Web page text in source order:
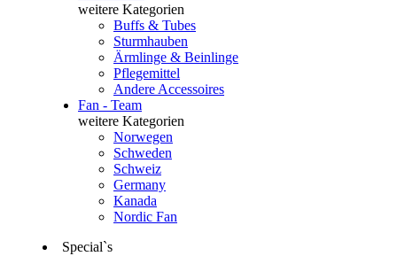
weitere Kategorien
Buffs & Tubes
Sturmhauben
Ärmlinge & Beinlinge
Pflegemittel
Andere Accessoires
Fan - Team
weitere Kategorien
Norwegen
Schweden
Schweiz
Germany
Kanada
Nordic Fan
Special`s